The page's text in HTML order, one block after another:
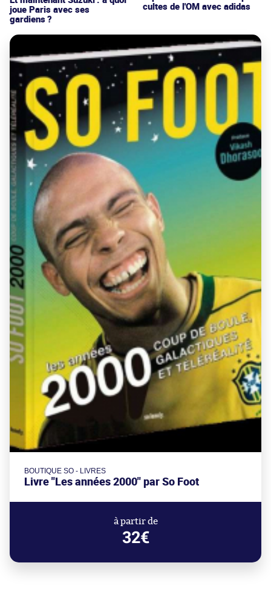
joue Paris avec ses
gardiens ?
cultes de l'OM avec adidas
BOUTIQUE SO - LIVRES
Livre "Les années 2000" par So Foot
à partir de
32€